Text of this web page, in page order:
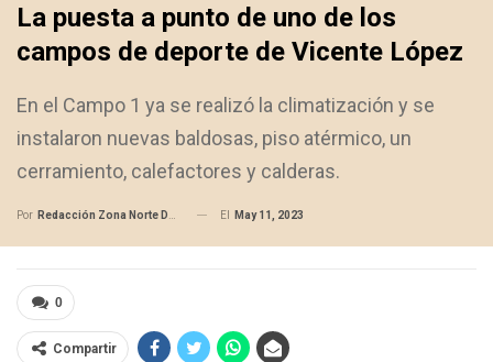
La puesta a punto de uno de los
campos de deporte de Vicente López
En el Campo 1 ya se realizó la climatización y se
instalaron nuevas baldosas, piso atérmico, un
cerramiento, calefactores y calderas.
Por Redacción Zona Norte Daily El May 11, 2023
0
Compartir